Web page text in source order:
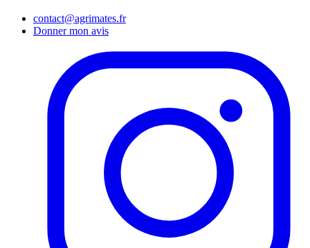
contact@agrimates.fr
Donner mon avis